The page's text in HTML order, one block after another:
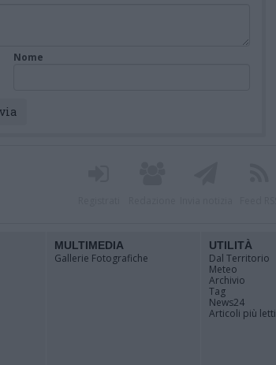
Nome
MULTIMEDIA
Gallerie Fotografiche
UTILITÀ
Dal Territorio
Meteo
Archivio
Tag
News24
Articoli più letti